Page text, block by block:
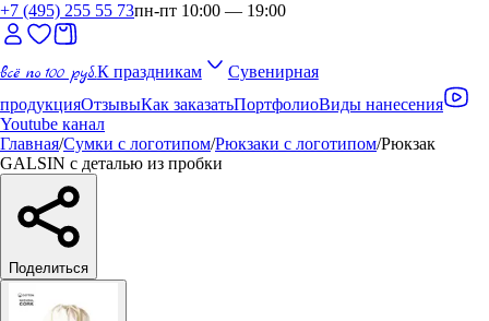
+7 (495) 255 55 73пн-пт 10:00 — 19:00
всё по 100 руб.К праздникам
Сувенирная
продукцияОтзывыКак заказатьПортфолиоВиды нанесения
Youtube канал
Главная/Сумки с логотипом/Рюкзаки с логотипом/Рюкзак
GALSIN c деталью из пробки
Поделиться